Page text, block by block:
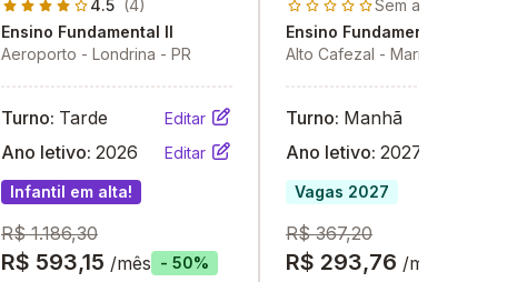
4.5 (4)
Ensino Fundamental II
Aeroporto - Londrina - PR
Turno: Tarde Editar
Ano letivo: 2026 Editar
Infantil em alta!
R$ 1.186,30
R$ 593,15 /mês - 50%
Educacional
Sem avaliações
Ensino Fundamental II
Alto Cafezal - Marília - SP
Turno: Manhã
Ano letivo: 2027
Vagas 2027
R$ 367,20
R$ 293,76 /mês